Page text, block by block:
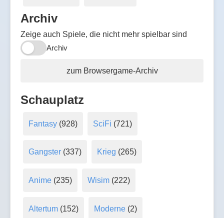
Archiv
Zeige auch Spiele, die nicht mehr spielbar sind
Archiv
zum Browsergame-Archiv
Schauplatz
Fantasy(928) SciFi (721)
Gangster(337) Krieg (265)
Anime(235) Wisim (222)
Altertum(152) Moderne (2)